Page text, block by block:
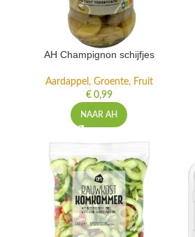
AH Champignon schijfjes
Aardappel, Groente, Fruit
€0,99
NAAR AH